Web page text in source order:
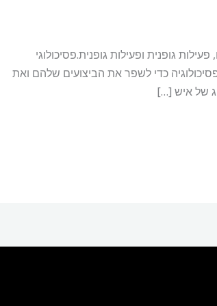
גופנית ופעילות גופנית.פסיכולוגי
כדי לשפר את הביצועים שלהם ואת
של איש […]